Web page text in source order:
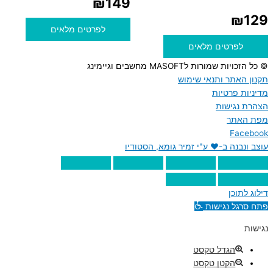
₪129
לפרטים מלאים
לפרטים מלאים
© כל הזכויות שמורות לMASOFT מחשבים וגיימינג
תקנון האתר ותנאי שימוש
מדיניות פרטיות
הצהרת נגישות
מפת האתר
Facebook
עוצב ונבנה ב-♥︎ ע"י זמיר גומא, הסטודיו
דילוג לתוכן
פתח סרגל נגישות
נגישות
הגדל טקסט
הקטן טקסט